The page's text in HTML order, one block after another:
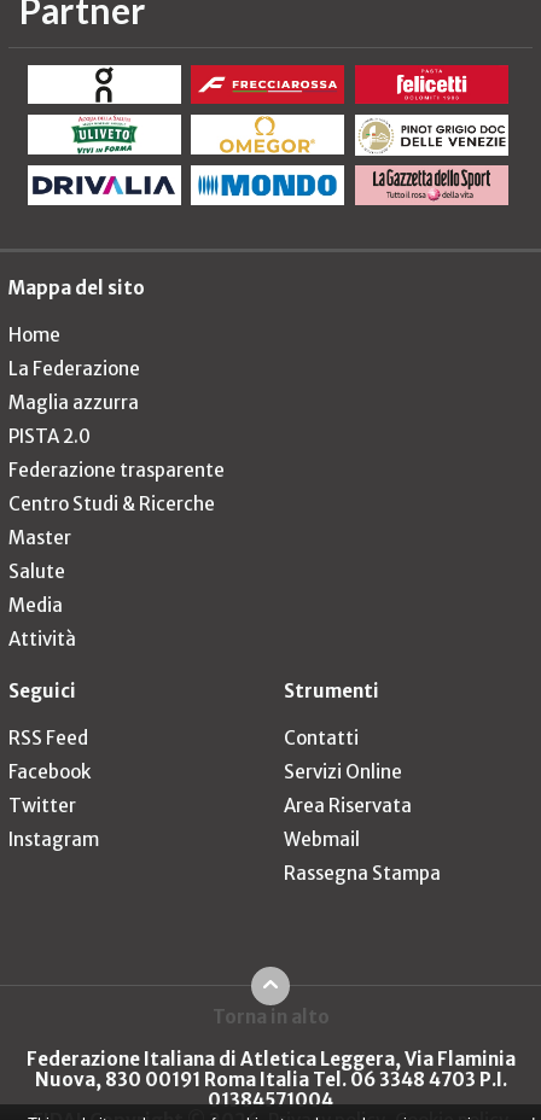
Partner
Mappa del sito
Home
La Federazione
Maglia azzurra
PISTA 2.0
Federazione trasparente
Centro Studi & Ricerche
Master
Salute
Media
Attività
Seguici
RSS Feed
Facebook
Twitter
Instagram
Strumenti
Contatti
Servizi Online
Area Riservata
Webmail
Rassegna Stampa
Torna in alto
Federazione Italiana di Atletica Leggera, Via Flaminia
Nuova, 830 00191 Roma Italia Tel. 06 3348 4703 P.I.
01384571004